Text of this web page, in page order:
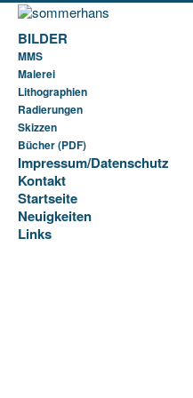
BILDER
MMS
Malerei
Lithographien
Radierungen
Skizzen
Bücher (PDF)
Impressum/Datenschutz
Kontakt
Startseite
Neuigkeiten
Links